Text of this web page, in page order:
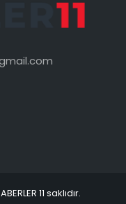
11 saklıdır.